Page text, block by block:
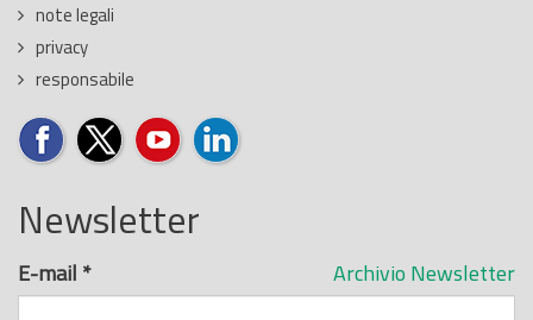
note legali
privacy
responsabile
Newsletter
Archivio Newsletter
E-mail *